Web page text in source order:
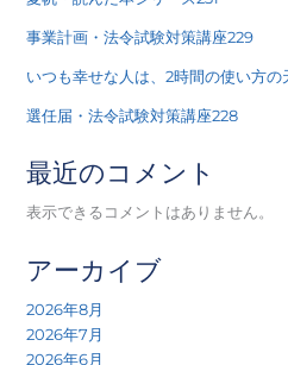
事業計画・法令試験対策講座229
いつも幸せな人は、2時間の使い方
選任届・法令試験対策講座228
最近のコメント
表示できるコメントはありません。
アーカイブ
2026年8月
2026年7月
2026年6月